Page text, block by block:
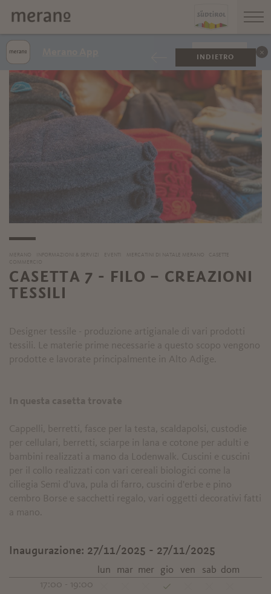
INDIETRO
MERANO INFORMAZIONI & SERVIZI EVENTI MERCATINI DI NATALE MERANO
CASETTE
COMMERCIO
CASETTA 7 - FILO – CREAZIONI
TESSILI
Designer tessile - produzione artigianale di vari prodotti
tessili. Le materie prime necessarie a questo scopo vengono
prodotte e lavorate principalmente in Alto Adige.
In questa casetta trovate
Cappelli, berretti, fasce per la testa, scaldapolsi, custodie
per cellulari, berretti, sciarpe in lana e cotone per adulti e
bambini realizzati a mano da Lodenwalk. Cuscini e cuscini
per il collo realizzati con vari cereali biologici come la
ciliegia Semi d'uva, pula di farro, cuscini d'erbe e pino
cembro Borse e sacchetti regalo, vari oggetti decorativi fatti
a mano.
Inaugurazione: 27/11/2025 - 27/11/2025
lun mar mer gio ven sab dom
17:00 - 19:00